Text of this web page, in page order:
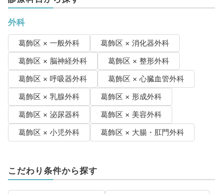
外科
葛飾区 × 一般外科
葛飾区 × 消化器外科
葛飾区 × 脳神経外科
葛飾区 × 整形外科
葛飾区 × 呼吸器外科
葛飾区 × 心臓血管外科
葛飾区 × 乳腺外科
葛飾区 × 形成外科
葛飾区 × 泌尿器科
葛飾区 × 美容外科
葛飾区 × 小児外科
葛飾区 × 大腸・肛門外科
こだわり条件から探す